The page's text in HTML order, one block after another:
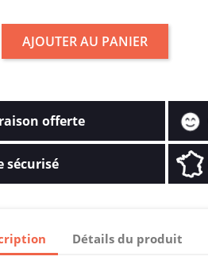
AJOUTER AU PANIER
offerte
sécurisé
Détails du produit